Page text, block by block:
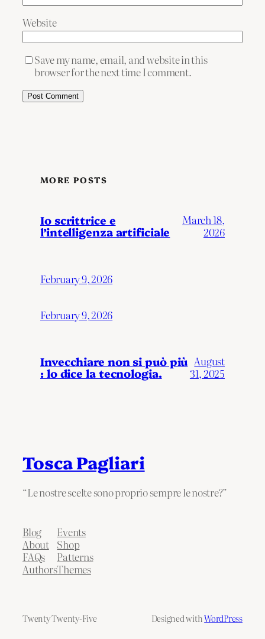
Website
Save my name, email, and website in this
browser for the next time I comment.
MORE POSTS
Io scrittrice e
l’intelligenza artificiale
March 18,
2026
February 9, 2026
February 9, 2026
Invecchiare non si può più
: lo dice la tecnologia.
August
31, 2025
Tosca Pagliari
“Le nostre scelte sono proprio sempre le nostre?”
Blog
About
FAQs
Authors
Events
Shop
Patterns
Themes
Twenty Twenty-Five Designed withWordPress